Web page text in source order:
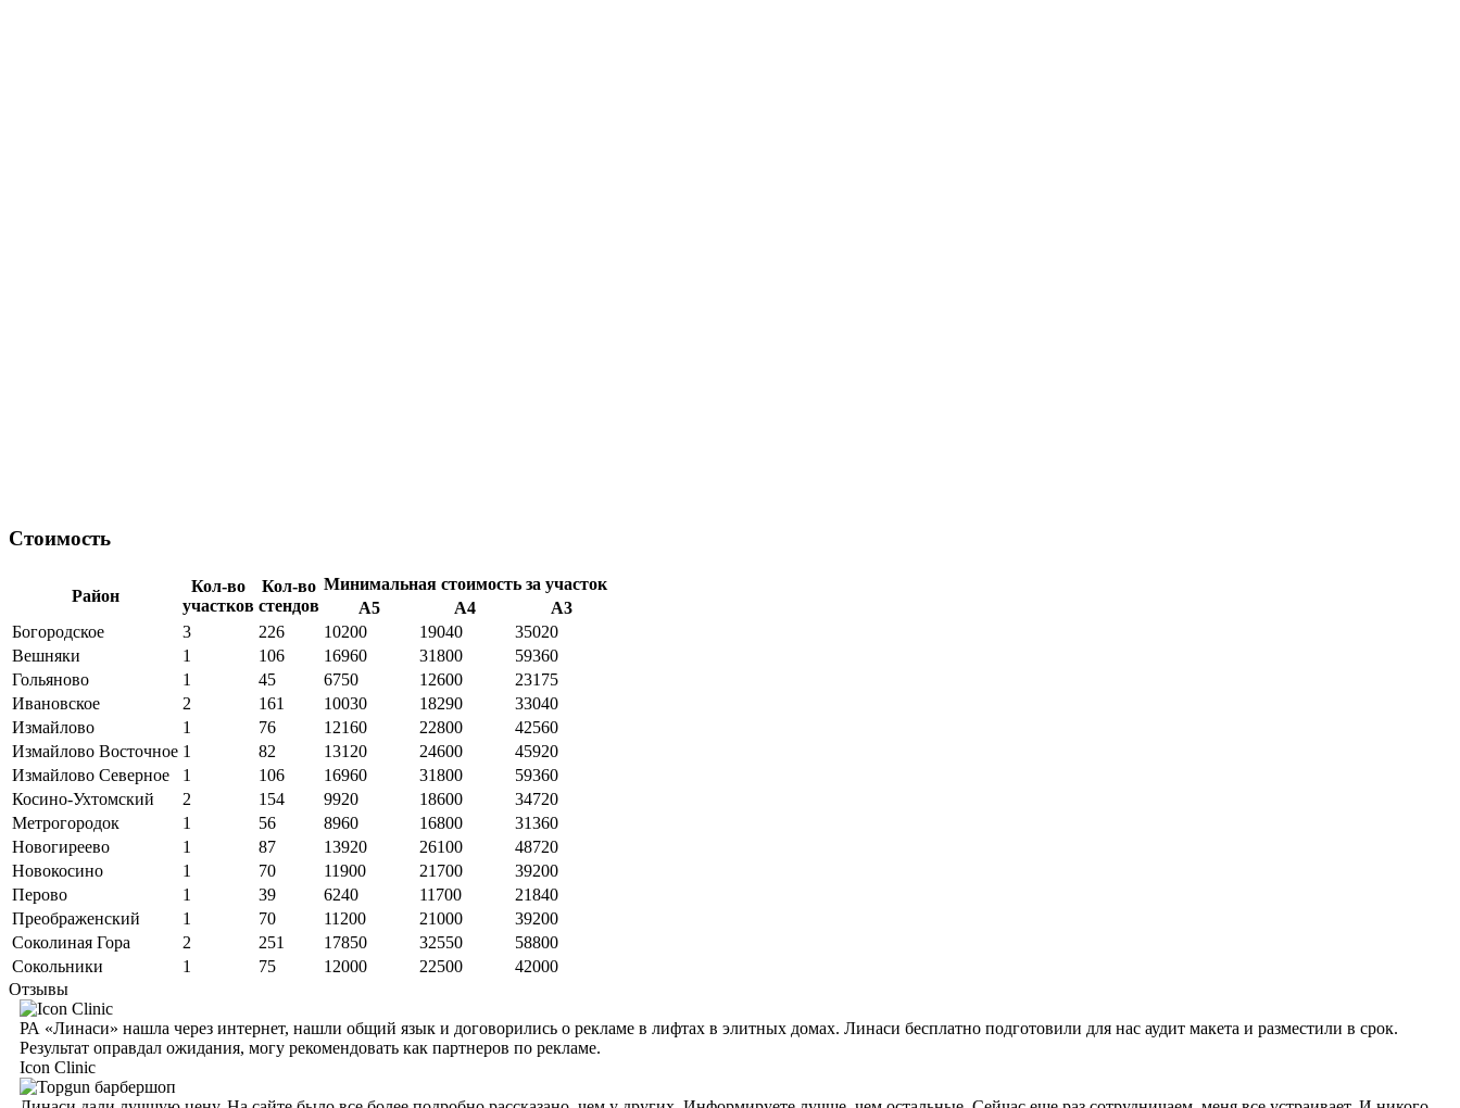
Стоимость
Район
Кол-во
участков
Кол-во
стендов
Минимальная стоимость за участок
А5
А4
А3
Богородское
3 226 10200 19040
35020
Вешняки
1 106 16960 31800
59360
Гольяново
1 45 6750 12600
23175
Ивановское
2 161 10030 18290
33040
Измайлово
1 76 12160 22800
42560
Измайлово Восточное 1 82 13120 24600
45920
Измайлово Северное
1 106 16960 31800
59360
Косино-Ухтомский
2 154 9920 18600
34720
Метрогородок
1 56 8960 16800
31360
Новогиреево
1 87 13920 26100
48720
Новокосино
1 70 11900 21700
39200
Перово
1 39 6240 11700
21840
Преображенский
1 70 11200 21000
39200
Соколиная Гора
2 251 17850 32550
58800
Сокольники
1 75 12000 22500
42000
Отзывы
РА «Линаси» нашла через интернет, нашли общий язык и договорились о рекламе в лифтах в элитных домах. Линаси бесплатно подготовили для нас аудит макета и разместили в срок.
Результат оправдал ожидания, могу рекомендовать как партнеров по рекламе.
Icon Clinic